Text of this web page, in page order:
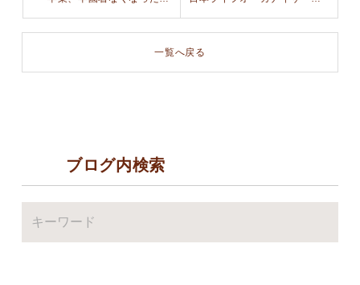
一覧へ戻る
ブログ内検索